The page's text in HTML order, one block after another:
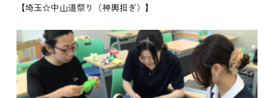
【埼玉☆中山道祭り（神輿担ぎ）】